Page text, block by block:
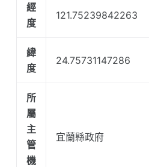
經
度
121.75239842263
緯
度
24.75731147286
所
屬
主
管
機
宜蘭縣政府